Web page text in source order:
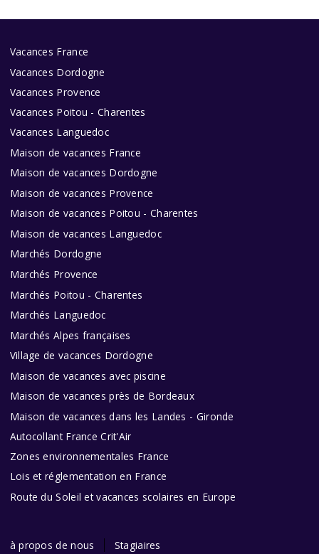
Vacances France
Vacances Dordogne
Vacances Provence
Vacances Poitou - Charentes
Vacances Languedoc
Maison de vacances France
Maison de vacances Dordogne
Maison de vacances Provence
Maison de vacances Poitou - Charentes
Maison de vacances Languedoc
Marchés Dordogne
Marchés Provence
Marchés Poitou - Charentes
Marchés Languedoc
Marchés Alpes françaises
Village de vacances Dordogne
Maison de vacances avec piscine
Maison de vacances près de Bordeaux
Maison de vacances dans les Landes - Gironde
Autocollant France Crit'Air
Zones environnementales France
Lois et réglementation en France
Route du Soleil et vacances scolaires en Europe
à propos de nous Stagiaires